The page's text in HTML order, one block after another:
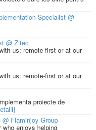
Specialist @
@ Zitec
us: remote-first or at our
us: remote-first or at our
proiecte de
Flaminjoy Group
who enjoys helping